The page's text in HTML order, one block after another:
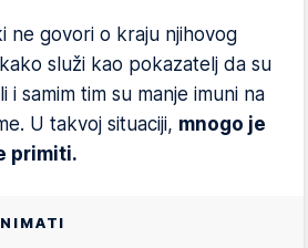
ne govori o kraju njihovog
služi kao pokazatelj da su
i samim tim su manje imuni na
U takvoj situaciji, mnogo je
primiti.